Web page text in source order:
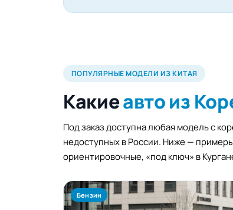
ПОПУЛЯРНЫЕ МОДЕЛИ ИЗ КИТАЯ
Какиеавто из
Под заказ доступна любая модель с
недоступных в России. Ниже —
ориентировочные, «под ключ» в
Бензин